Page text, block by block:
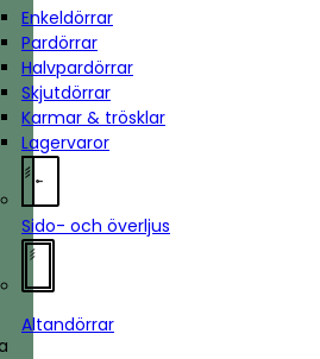
Enkeldörrar
Pardörrar
Halvpardörrar
Skjutdörrar
Karmar & trösklar
Lagervaror
Sido- och överljus
Altandörrar